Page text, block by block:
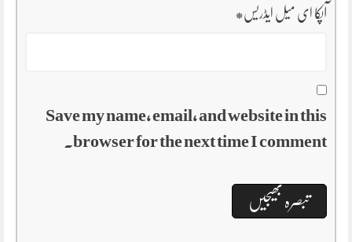
آپکا ای میل ایڈریس*
Save my name, email, and website in this
browser for the next time I comment.